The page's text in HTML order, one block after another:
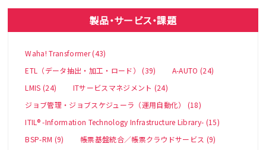
製品・サービス・課題
Waha! Transformer (43)
ETL（データ抽出・加工・ロード） (39)
A-AUTO (24)
LMIS (24)
ITサービスマネジメント (24)
ジョブ管理・ジョブスケジューラ（運用自動化） (18)
ITIL® -Information Technology Infrastructure Library- (15)
BSP-RM (9)
帳票基盤統合／帳票クラウドサービス (9)